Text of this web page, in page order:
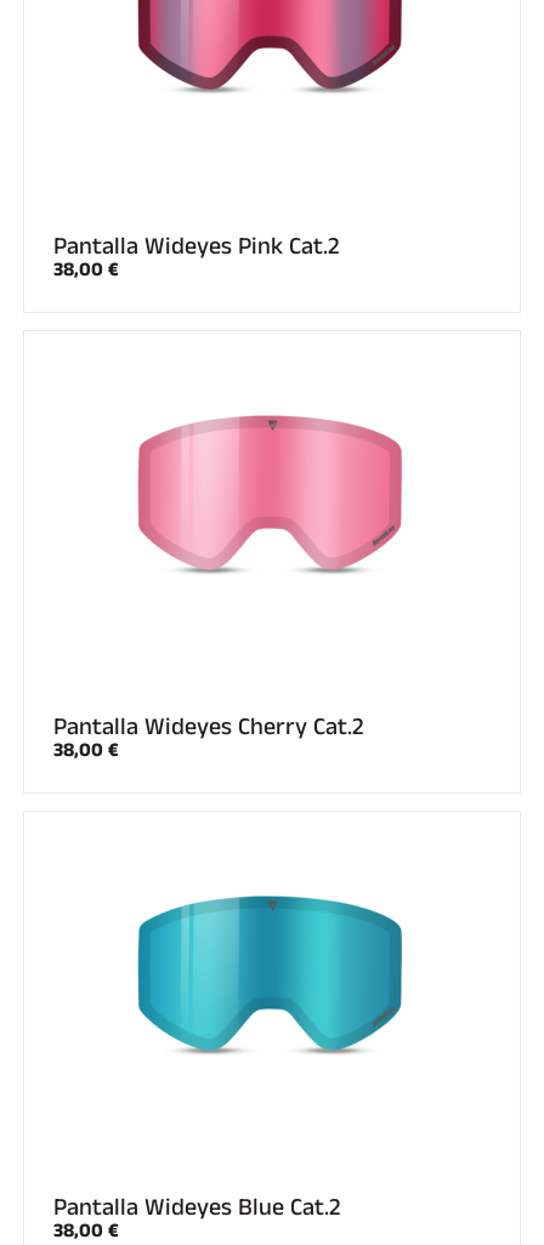
Pantalla Wideyes Pink Cat.2
38,00 €
Pantalla Wideyes Cherry Cat.2
38,00 €
Pantalla Wideyes Blue Cat.2
38,00 €